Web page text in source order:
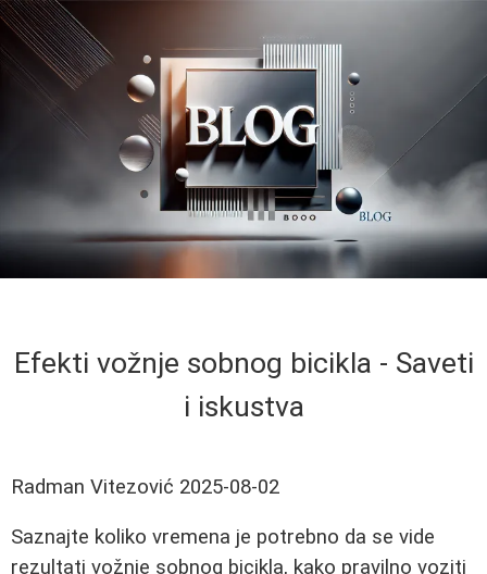
Efekti vožnje sobnog bicikla - Saveti
i iskustva
Radman Vitezović 2025-08-02
Saznajte koliko vremena je potrebno da se vide
rezultati vožnje sobnog bicikla, kako pravilno voziti